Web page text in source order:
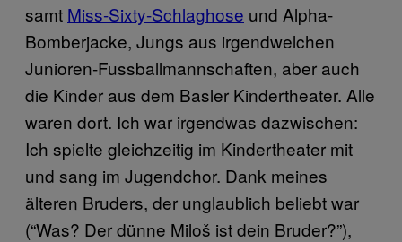
samt Miss-Sixty-Schlaghose und Alpha-
Bomberjacke, Jungs aus irgendwelchen
Junioren-Fussballmannschaften, aber auch
die Kinder aus dem Basler Kindertheater. Alle
waren dort. Ich war irgendwas dazwischen:
Ich spielte gleichzeitig im Kindertheater mit
und sang im Jugendchor. Dank meines
älteren Bruders, der unglaublich beliebt war
(“Was? Der dünne Miloš ist dein Bruder?”),